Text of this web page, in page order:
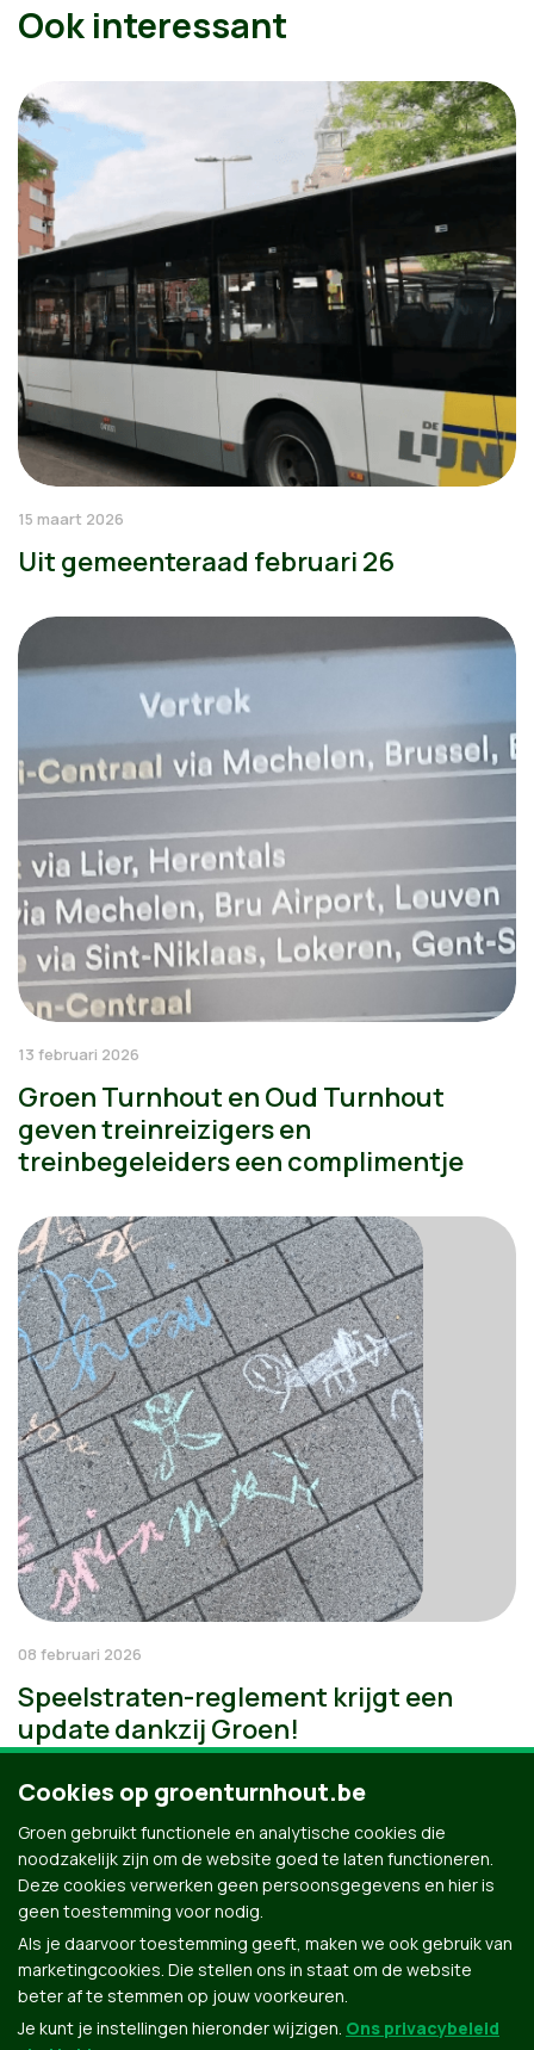
Ook interessant
15 maart 2026
Uit gemeenteraad februari 26
13 februari 2026
Groen Turnhout en Oud Turnhout
geven treinreizigers en
treinbegeleiders een complimentje
08 februari 2026
Speelstraten-reglement krijgt een
update dankzij Groen!
Cookies op groenturnhout.be
Groen gebruikt functionele en analytische cookies die
noodzakelijk zijn om de website goed te laten functioneren.
Deze cookies verwerken geen persoonsgegevens en hier is
geen toestemming voor nodig.
Als je daarvoor toestemming geeft, maken we ook gebruik van
marketingcookies. Die stellen ons in staat om de website
beter af te stemmen op jouw voorkeuren.
Je kunt je instellingen hieronder wijzigen. Ons privacybeleid